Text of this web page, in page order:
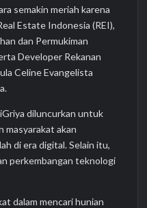
semakin meriah karena
Estate Indonesia (REI),
dan Permukiman
Developer Rekanan
Celine Evangelista
diluncurkan untuk
masyarakat akan
di era digital. Selain itu,
perkembangan teknologi
dalam mencari hunian